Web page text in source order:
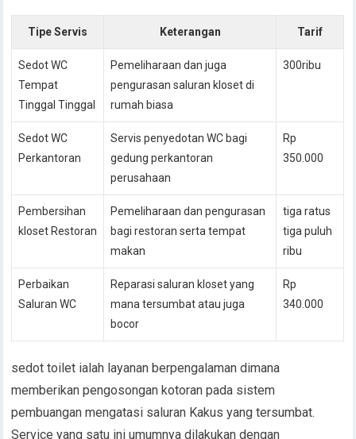
Tipe Servis Keterangan Tarif
Sedot WC
Tempat
Tinggal Tinggal
Pemeliharaan dan juga
pengurasan saluran kloset di
rumah biasa
300ribu
Sedot WC
Perkantoran
Servis penyedotan WC bagi
gedung perkantoran
perusahaan
Rp
350.000
Pembersihan
kloset Restoran
Pemeliharaan dan pengurasan
bagi restoran serta tempat
makan
tiga ratus
tiga puluh
ribu
Perbaikan
Saluran WC
Reparasi saluran kloset yang
mana tersumbat atau juga
bocor
Rp
340.000
sedot toilet ialah layanan berpengalaman dimana
memberikan pengosongan kotoran pada sistem
pembuangan mengatasi saluran Kakus yang tersumbat.
Service yang satu ini umumnya dilakukan dengan